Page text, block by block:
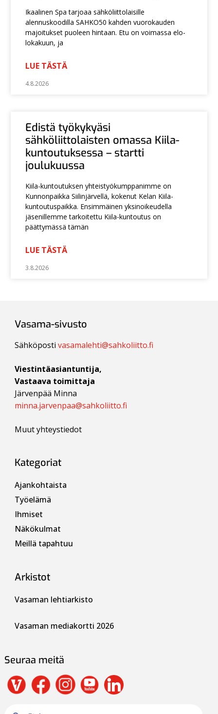
Ikaalinen Spa tarjoaa sähköliittolaisille
alennuskoodilla SAHKO50 kahden vuorokauden
majoitukset puoleen hintaan. Etu on voimassa elo-
lokakuun, ja
LUE TÄSTÄ
4.8.2026
Edistä työkykyäsi
sähköliittolaisten omassa Kiila-
kuntoutuksessa – startti
joulukuussa
Kiila-kuntoutuksen yhteistyökumppanimme on
Kunnonpaikka Siilinjärvellä, kokenut Kelan Kiila-
kuntoutuspaikka. Ensimmäinen yksinoikeudella
jäsenillemme tarkoitettu Kiila-kuntoutus on
päättymässä tämän
LUE TÄSTÄ
3.8.2026
Vasama-sivusto
Sähköpostivasamalehti@sahkoliitto.fi
Viestintäasiantuntija,
Vastaava toimittaja
Järvenpää Minna
minna.jarvenpaa@sahkoliitto.fi
Muut yhteystiedot
Kategoriat
Ajankohtaista
Työelämä
Ihmiset
Näkökulmat
Meillä tapahtuu
Arkistot
Vasaman lehtiarkisto
Vasaman mediakortti 2026
Seuraa meitä